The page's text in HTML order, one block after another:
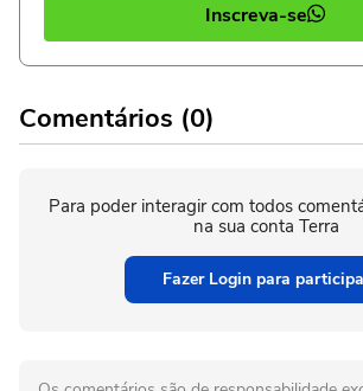
Inscreva-se
Comentários (0)
Para poder interagir com todos
na sua conta Terra
Fazer Login para